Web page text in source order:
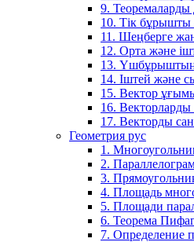
9. Теоремаларды
10. Тік
11. Шеңберге
12. Орта және
13. Үшбұрыштың
14. Іштей және
15. Вектор
16. Векторларды
17. Векторды
Геометрия рус
1.
2.
3.
4. Площадь
5. Площади
6. Теорема
7. Определение